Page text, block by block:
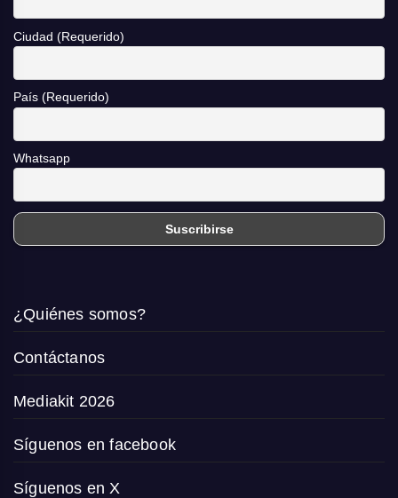
Ciudad (Requerido)
País (Requerido)
Whatsapp
¿Quiénes somos?
Contáctanos
Mediakit 2026
Síguenos en facebook
Síguenos en X